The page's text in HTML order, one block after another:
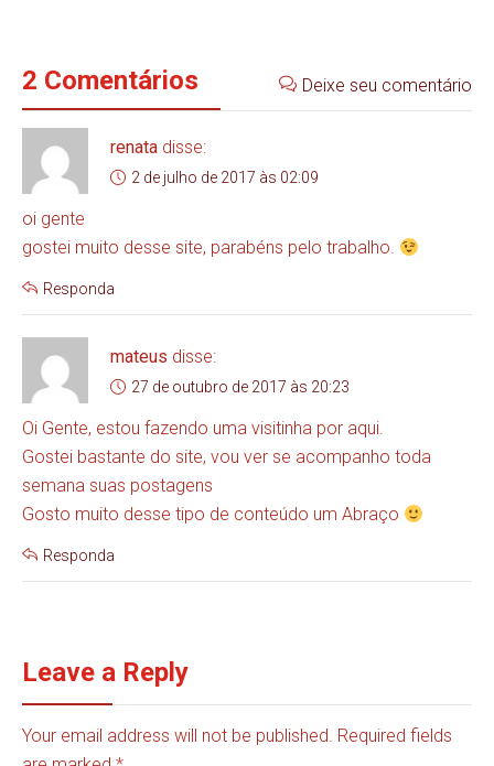
2 Comentários Deixe seu comentário
renata disse:
2 de julho de 2017 às 02:09
oi gente
gostei muito desse site, parabéns pelo trabalho.
Responda
mateus disse:
27 de outubro de 2017 às 20:23
Oi Gente, estou fazendo uma visitinha por aqui.
Gostei bastante do site, vou ver se acompanho toda
semana suas postagens
Gosto muito desse tipo de conteúdo um Abraço
Responda
Leave a Reply
Your email address will not be published. Required fields